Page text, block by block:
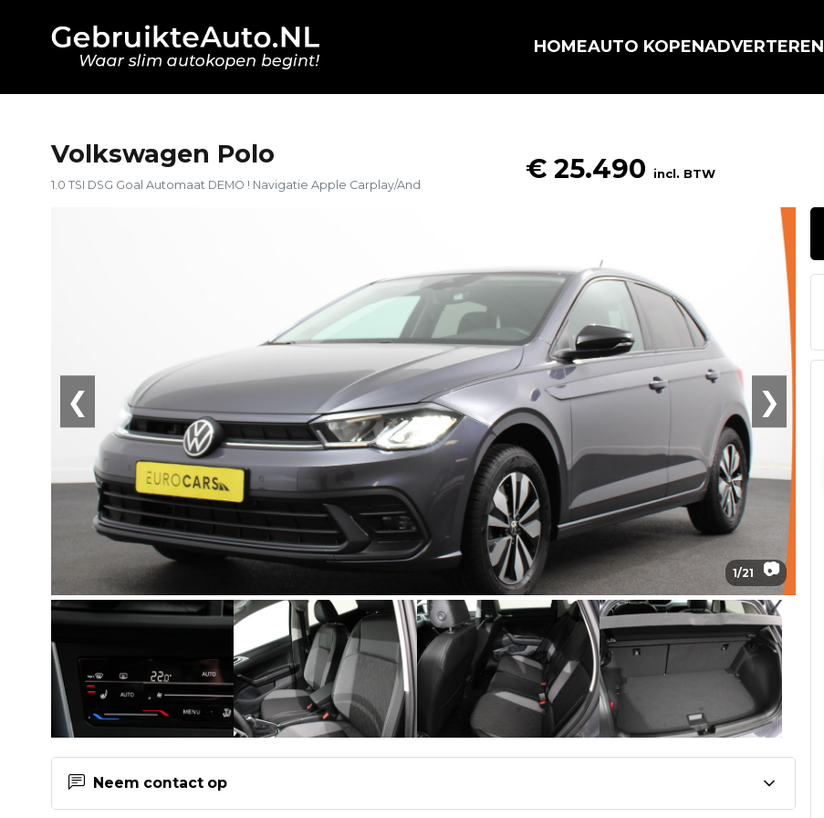
HOMEAUTO KOPENADVERTEREN
Volkswagen Polo
1.0 TSI DSG Goal Automaat DEMO ! Navigatie Apple Carplay/And
€ 25.490 incl. BTW
❮ ❯
1/21 📷
Neem contact op